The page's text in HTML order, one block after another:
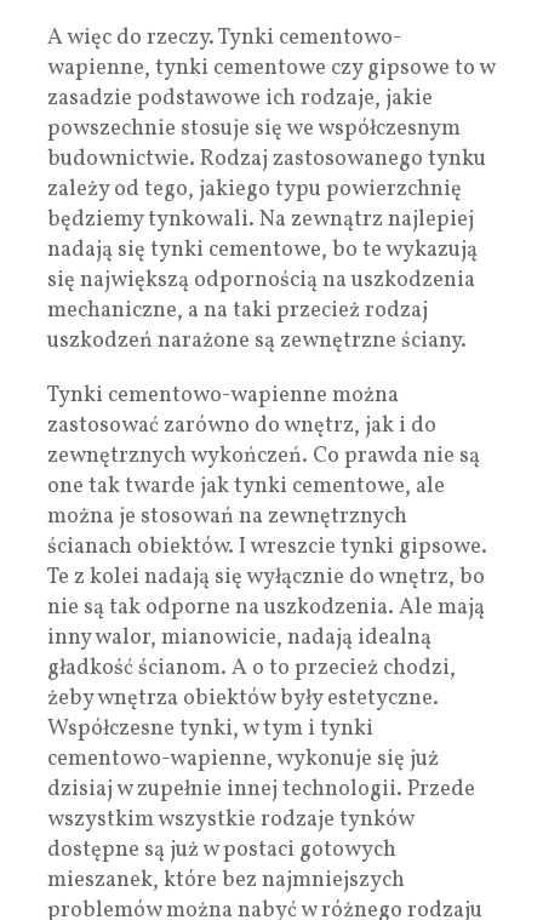
A więc do rzeczy. Tynki cementowo-
wapienne, tynki cementowe czy gipsowe to w
zasadzie podstawowe ich rodzaje, jakie
powszechnie stosuje się we współczesnym
budownictwie. Rodzaj zastosowanego tynku
zależy od tego, jakiego typu powierzchnię
będziemy tynkowali. Na zewnątrz najlepiej
nadają się tynki cementowe, bo te wykazują
się największą odpornością na uszkodzenia
mechaniczne, a na taki przecież rodzaj
uszkodzeń narażone są zewnętrzne ściany.
Tynki cementowo-wapienne można
zastosować zarówno do wnętrz, jak i do
zewnętrznych wykończeń. Co prawda nie są
one tak twarde jak tynki cementowe, ale
można je stosowań na zewnętrznych
ścianach obiektów. I wreszcie tynki gipsowe.
Te z kolei nadają się wyłącznie do wnętrz, bo
nie są tak odporne na uszkodzenia. Ale mają
inny walor, mianowicie, nadają idealną
gładkość ścianom. A o to przecież chodzi,
żeby wnętrza obiektów były estetyczne.
Współczesne tynki, w tym i tynki
cementowo-wapienne, wykonuje się już
dzisiaj w zupełnie innej technologii. Przede
wszystkim wszystkie rodzaje tynków
dostępne są już w postaci gotowych
mieszanek, które bez najmniejszych
problemów można nabyć w różnego rodzaju